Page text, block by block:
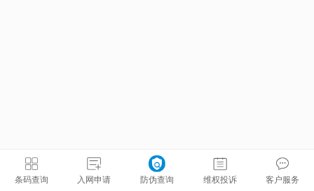
条码查询 入网申请 防伪查询 维权投诉 客户服务